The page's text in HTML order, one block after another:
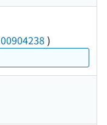
00904238 )